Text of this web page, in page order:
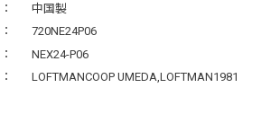
中国製
720NE24P06
NEX24-P06
LOFTMANCOOP UMEDA,LOFTMAN1981